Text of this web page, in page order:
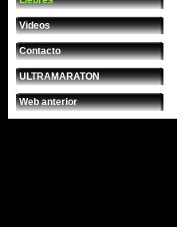
Videos
Contacto
ULTRAMARATON
Web anterior